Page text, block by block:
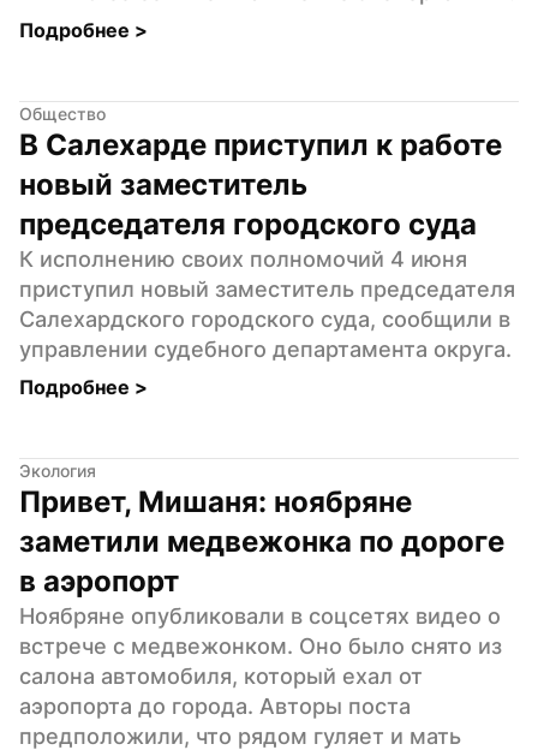
Подробнее >
Общество
В Салехарде приступил к работе
новый заместитель
председателя городского суда
К исполнению своих полномочий 4 июня
приступил новый заместитель председателя
Салехардского городского суда, сообщили в
управлении судебного департамента округа.
Подробнее >
Экология
Привет, Мишаня: ноябряне
заметили медвежонка по дороге
в аэропорт
Ноябряне опубликовали в соцсетях видео о
встрече с медвежонком. Оно было снято из
салона автомобиля, который ехал от
аэропорта до города. Авторы поста
предположили, что рядом гуляет и мать